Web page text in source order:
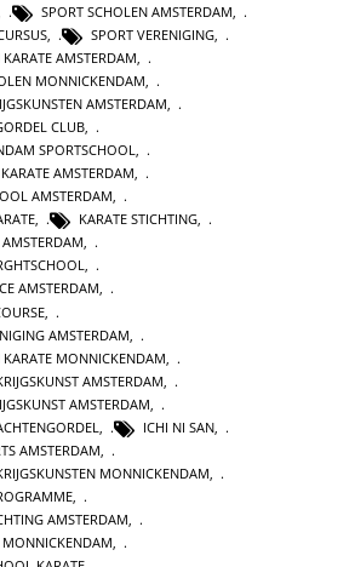
SPORT SCHOLEN AMSTERDAM
SPORT VERENIGING
AMSTERDAM
MONNICKENDAM
AMSTERDAM
CLUB,
SPORTSCHOOL,
AMSTERDAM,
AMSTERDAM,
, KARATE STICHTING,
,
,
AMSTERDAM,
AMSTERDAM
KARATE MONNICKENDAM
AMSTERDAM
AMSTERDAM
ICHI NI SAN
AMSTERDAM
MONNICKENDAM
,
AMSTERDAM,
MONNICKENDAM,